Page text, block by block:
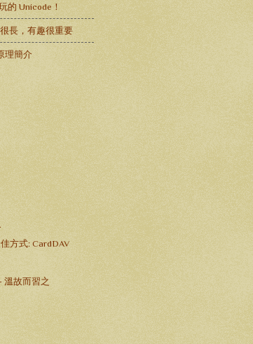
的 Unicode！
長，有趣很重要
理簡介
方式: CardDAV
溫故而習之